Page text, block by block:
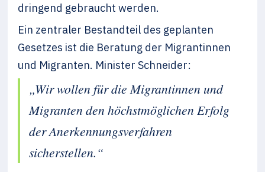
dringend ge­braucht werden.
Ein zentraler Bestandteil des geplanten
Gesetzes ist die Beratung der Migrantin­nen
und Migranten. Minister Schneider:
„Wir wollen für die Migrantinnen und
Migranten den höchstmöglichen Erfolg
der Anerkennungsverfahren
sicherstellen.“